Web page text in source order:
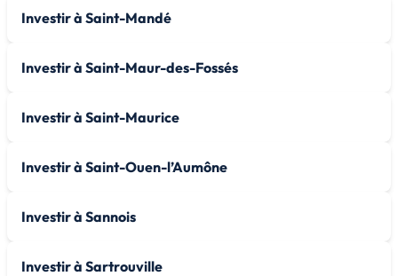
Investir à Saint-Mandé
Investir à Saint-Maur-des-Fossés
Investir à Saint-Maurice
Investir à Saint-Ouen-l’Aumône
Investir à Sannois
Investir à Sartrouville